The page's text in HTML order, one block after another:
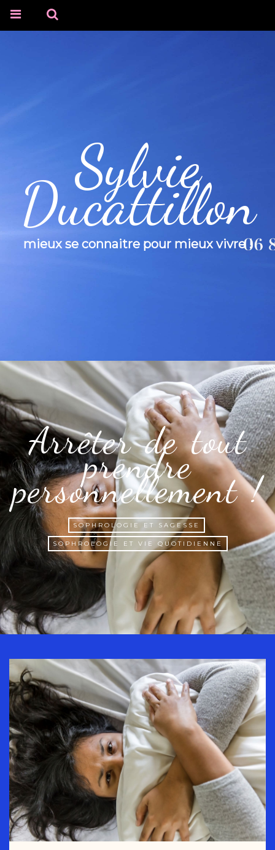
Sylvie
Ducattillon
mieux se connaitre pour mieux vivre !
Arrêter de tout
prendre
personnellement !
SOPHROLOGIE ET SAGESSE
SOPHROLOGIE ET VIE QUOTIDIENNE